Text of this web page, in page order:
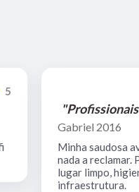
"Profissionais
Gabriel 2016
Minha saudosa
nada a reclamar.
lugar limpo,
infraestrutura.